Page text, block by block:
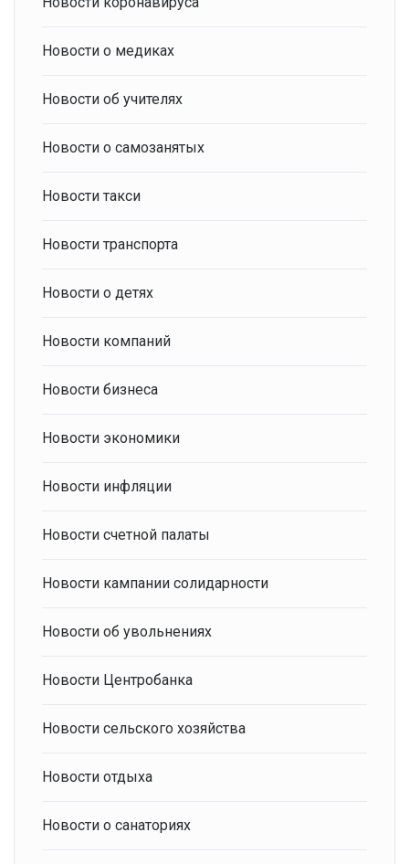
Новости о медиках
Новости об учителях
Новости о самозанятых
Новости такси
Новости транспорта
Новости о детях
Новости компаний
Новости бизнеса
Новости экономики
Новости инфляции
Новости счетной палаты
Новости кампании солидарности
Новости об увольнениях
Новости Центробанка
Новости сельского хозяйства
Новости отдыха
Новости о санаториях